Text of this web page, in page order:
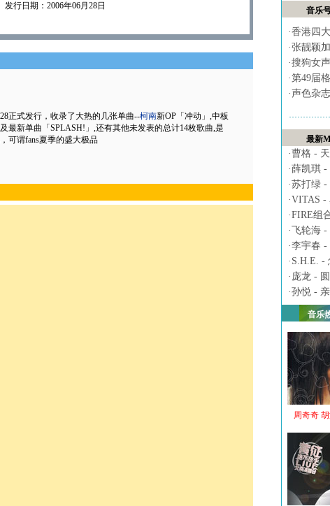
发行日期：2006年06月28日
正式发行，收录了大热的几张单曲--柯南新OP「冲动」,中板
最新单曲「SPLASH!」,还有其他未发表的总计14枚歌曲,是
可谓fans夏季的盛大极品
音乐
·香港四
·张靓颖
·搜狗女
·第49届
·声色杂
最新
·曹格 -
·薛凯琪 -
·苏打绿 -
·VITAS -
·FIRE组
· 飞轮海
·李宇春 -
· S.H.E. -
· 庞龙 -
·孙悦 -
音乐
周奇奇